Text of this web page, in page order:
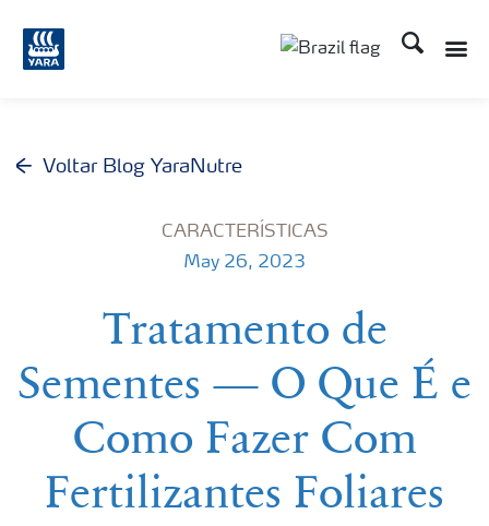
Busca
Voltar Blog YaraNutre
CARACTERÍSTICAS
May 26, 2023
Tratamento de
Sementes — O Que É e
Como Fazer Com
Fertilizantes Foliares